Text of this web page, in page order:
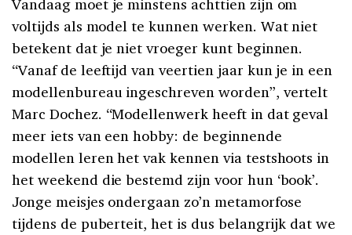
Vandaag moet je minstens achttien zijn om
voltijds als model te kunnen werken. Wat niet
betekent dat je niet vroeger kunt beginnen.
“Vanaf de leeftijd van veertien jaar kun je in een
modellenbureau ingeschreven worden”, vertelt
Marc Dochez. “Modellenwerk heeft in dat geval
meer iets van een hobby: de beginnende
modellen leren het vak kennen via testshoots in
het weekend die bestemd zijn voor hun ‘book’.
Jonge meisjes ondergaan zo’n metamorfose
tijdens de puberteit, het is dus belangrijk dat we